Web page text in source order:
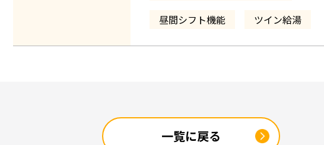
昼間シフト機能
ツイン給湯
一覧に戻る